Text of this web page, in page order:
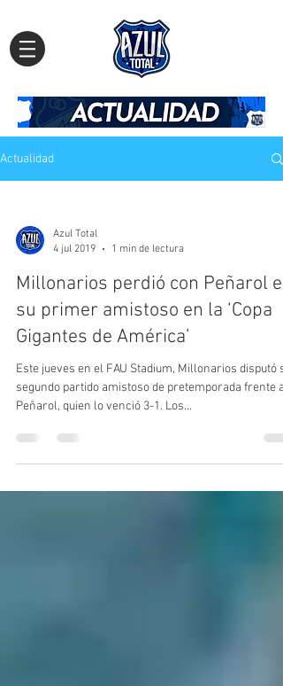
Actualidad
Azul Total
4 jul 2019
1 min de lectura
Millonarios perdió con Peñarol en
su primer amistoso en la ‘Copa
Gigantes de América’
Este jueves en el FAU Stadium, Millonarios disputó
segundo partido amistoso de pretemporada frente a
Peñarol, quien lo venció 3-1. Los...